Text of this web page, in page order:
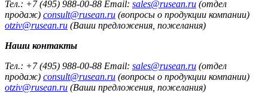
Тел.: +7 (495) 988-00-88 Email: sales@rusean.ru (отдел
продаж) consult@rusean.ru (вопросы о продукции компании)
otziv@rusean.ru (Ваши предложения, пожелания)
Наши контакты
Тел.: +7 (495) 988-00-88 Email: sales@rusean.ru (отдел
продаж) consult@rusean.ru (вопросы о продукции компании)
otziv@rusean.ru (Ваши предложения, пожелания)